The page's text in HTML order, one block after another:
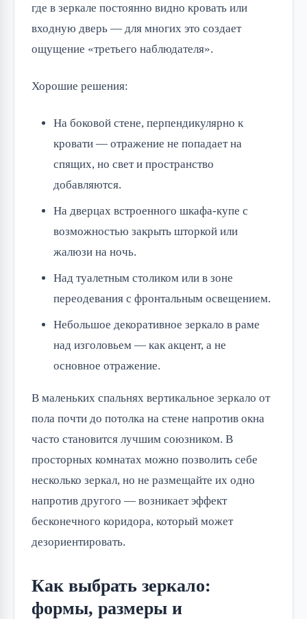
где в зеркале постоянно видно кровать или
входную дверь — для многих это создает
ощущение «третьего наблюдателя».
Хорошие решения:
На боковой стене, перпендикулярно к
кровати — отражение не попадает на
спящих, но свет и пространство
добавляются.
На дверцах встроенного шкафа-купе с
возможностью закрыть шторкой или
жалюзи на ночь.
Над туалетным столиком или в зоне
переодевания с фронтальным освещением.
Небольшое декоративное зеркало в раме
над изголовьем — как акцент, а не
основное отражение.
В маленьких спальнях вертикальное зеркало от
пола почти до потолка на стене напротив окна
часто становится лучшим союзником. В
просторных комнатах можно позволить себе
несколько зеркал, но не размещайте их одно
напротив другого — возникает эффект
бесконечного коридора, который может
дезориентировать.
Как выбрать зеркало:
формы, размеры и